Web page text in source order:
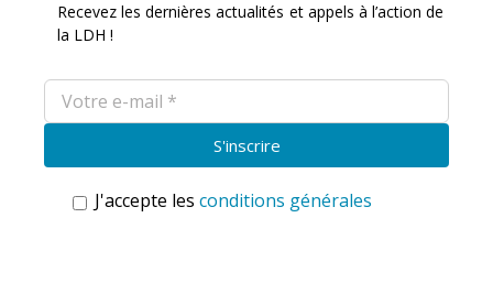
Recevez les dernières actualités et appels à l’action de
la LDH !
J'accepte les conditions générales